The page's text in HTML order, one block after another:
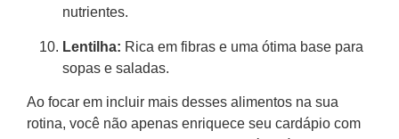
nutrientes.
Lentilha: Rica em fibras e uma ótima base para
sopas e saladas.
Ao focar em incluir mais desses alimentos na sua
rotina, você não apenas enriquece seu cardápio com